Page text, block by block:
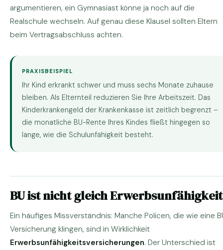
argumentieren, ein Gymnasiast könne ja noch auf die
Realschule wechseln. Auf genau diese Klausel sollten Eltern
beim Vertragsabschluss achten.
PRAXISBEISPIEL
Ihr Kind erkrankt schwer und muss sechs Monate zuhause
bleiben. Als Elternteil reduzieren Sie Ihre Arbeitszeit. Das
Kinderkrankengeld der Krankenkasse ist zeitlich begrenzt –
die monatliche BU-Rente Ihres Kindes fließt hingegen so
lange, wie die Schulunfähigkeit besteht.
BU ist nicht gleich Erwerbsunfähigkeit
Ein häufiges Missverständnis: Manche Policen, die wie eine
Versicherung klingen, sind in Wirklichkeit
Erwerbsunfähigkeitsversicherungen. Der Unterschied ist